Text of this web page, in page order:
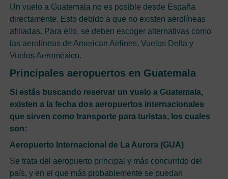
Un vuelo a Guatemala no es posible desde España
directamente. Esto debido a que no existen aerolíneas
afiliadas. Para ello, se deben escoger alternativas como
las aerolíneas de American Airlines, Vuelos Delta y
Vuelos Aeroméxico.
Principales aeropuertos en Guatemala
Si estás buscando reservar un vuelo a Guatemala,
existen a la fecha dos aeropuertos internacionales
que sirven como transporte para turistas, los cuales
son:
Aeropuerto Internacional de La Aurora (GUA)
Se trata del aeropuerto principal y más concurrido del
país, y en el que más probablemente se puedan